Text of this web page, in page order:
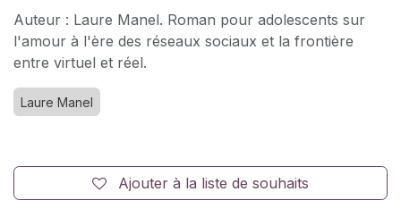
Auteur : Laure Manel. Roman pour adolescents sur
l'amour à l'ère des réseaux sociaux et la frontière
entre virtuel et réel.
Laure Manel
Ajouter à la liste de souhaits